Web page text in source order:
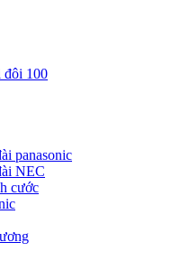
đôi 100
panasonic
NEC
cước